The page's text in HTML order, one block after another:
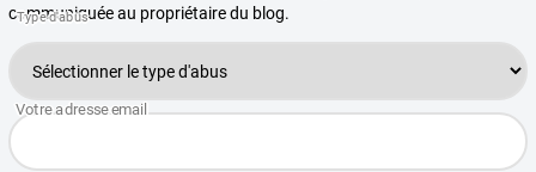
communiquée au propriétaire du blog.